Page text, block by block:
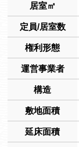
居室㎡
定員/居室数
権利形態
運営事業者
構造
敷地面積
延床面積